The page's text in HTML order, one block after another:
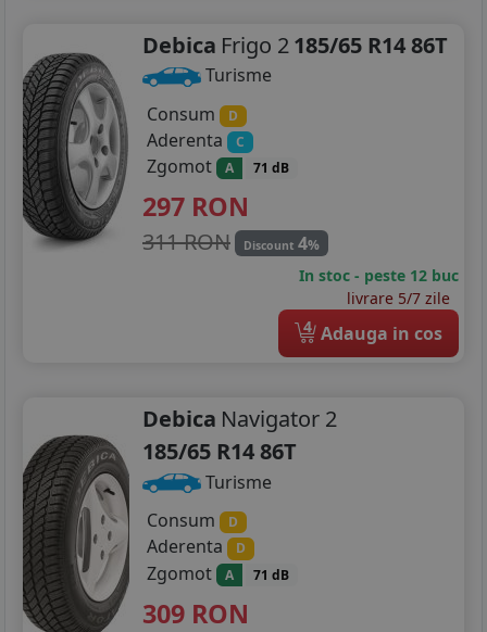
Debica Frigo 2185/65 R14 86T
Turisme
Consum
D
Aderenta C
Zgomot A 71 dB
297 RON
311 RON Discount 4%
In stoc - peste 12 buc
livrare 5/7 zile
4 Adauga in cos
Debica Navigator 2
185/65 R14 86T
Turisme
Consum
D
Aderenta D
Zgomot A 71 dB
309 RON